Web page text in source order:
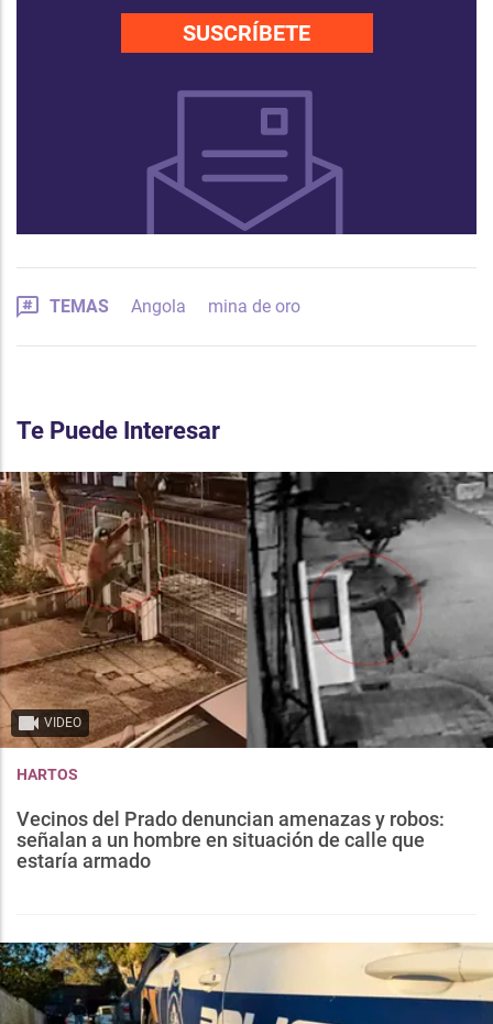
SUSCRÍBETE
TEMAS Angola mina de oro
Te Puede Interesar
VIDEO
HARTOS
Vecinos del Prado denuncian amenazas y robos:
señalan a un hombre en situación de calle que
estaría armado